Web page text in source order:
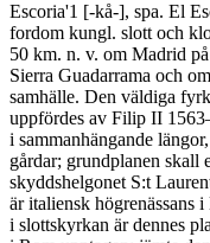
Escoria'1 [-kå-], spa. El
fordom kungl. slott och
50 km. n. v. om Madrid
Sierra Guadarrama och
samhälle. Den väldiga
uppfördes av Filip II
i sammanhängande
gårdar; grundplanen skall
skyddshelgonet S:t
är italiensk högrenässans
i slottskyrkan är dennes